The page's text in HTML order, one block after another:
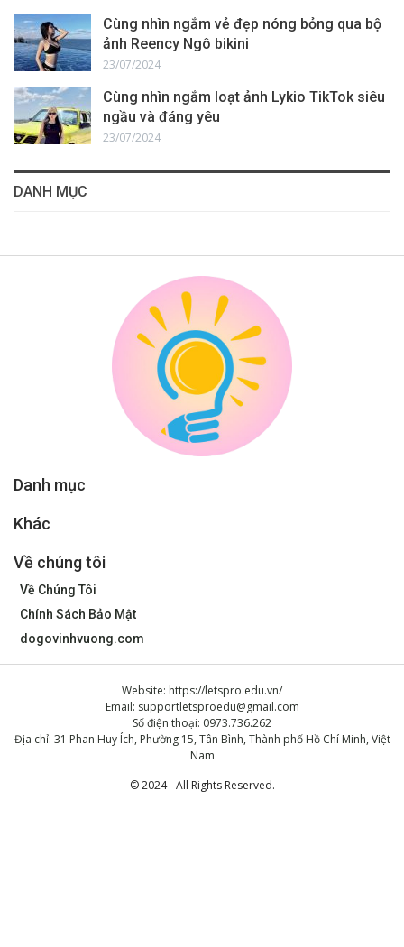
Cùng nhìn ngắm vẻ đẹp nóng bỏng qua bộ
ảnh Reency Ngô bikini
23/07/2024
Cùng nhìn ngắm loạt ảnh Lykio TikTok siêu
ngầu và đáng yêu
23/07/2024
DANH MỤC
Danh mục
Khác
Về chúng tôi
Về Chúng Tôi
Chính Sách Bảo Mật
dogovinhvuong.com
Website: https://letspro.edu.vn/
Email: supportletsproedu@gmail.com
Số điện thoại: 0973.736.262
Địa chỉ: 31 Phan Huy Ích, Phường 15, Tân Bình, Thành phố Hồ Chí Minh, Việt
Nam
© 2024 - All Rights Reserved.